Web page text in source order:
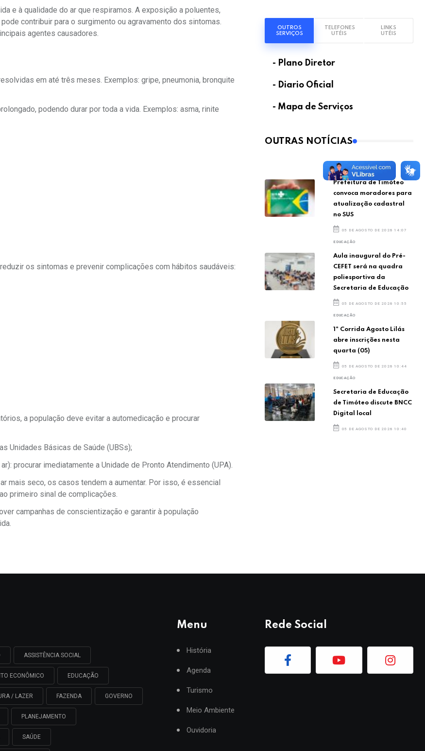
e à qualidade do ar que respiramos. A exposição a poluentes,
contribuir para o surgimento ou agravamento dos sintomas.
agentes causadores.
em até três meses. Exemplos: gripe, pneumonia, bronquite
podendo durar por toda a vida. Exemplos: asma, rinite
os sintomas e prevenir complicações com hábitos saudáveis:
a população deve evitar a automedicação e procurar
Unidades Básicas de Saúde (UBSs);
procurar imediatamente a Unidade de Pronto Atendimento (UPA).
mais seco, os casos tendem a aumentar. Por isso, é essencial
primeiro sinal de complicações.
campanhas de conscientização e garantir à população
OUTROS
SERVIÇOS
TELEFONES
UTÉIS
LINKS
UTÉIS
- Plano Diretor
- Diario Oficial
- Mapa de Serviços
OUTRAS NOTÍCIAS
SAÚDE
Prefeitura de Timóteo
convoca moradores para
atualização cadastral
no SUS
05 DE AGOSTO DE 2026 14:07
EDUCAÇÃO
Aula inaugural do Pré-
CEFET será na quadra
poliesportiva da
Secretaria de Educação
05 DE AGOSTO DE 2026 10:55
EDUCAÇÃO
1ª Corrida Agosto Lilás
abre inscrições nesta
quarta (05)
05 DE AGOSTO DE 2026 10:44
EDUCAÇÃO
Secretaria de Educação
de Timóteo discute BNCC
Digital local
05 DE AGOSTO DE 2026 10:40
ASSISTÊNCIA SOCIAL
ECONÔMICO EDUCAÇÃO
/ LAZER FAZENDA GOVERNO
PLANEJAMENTO
SAÚDE
Menu
História
Agenda
Turismo
Meio Ambiente
Ouvidoria
Rede Social